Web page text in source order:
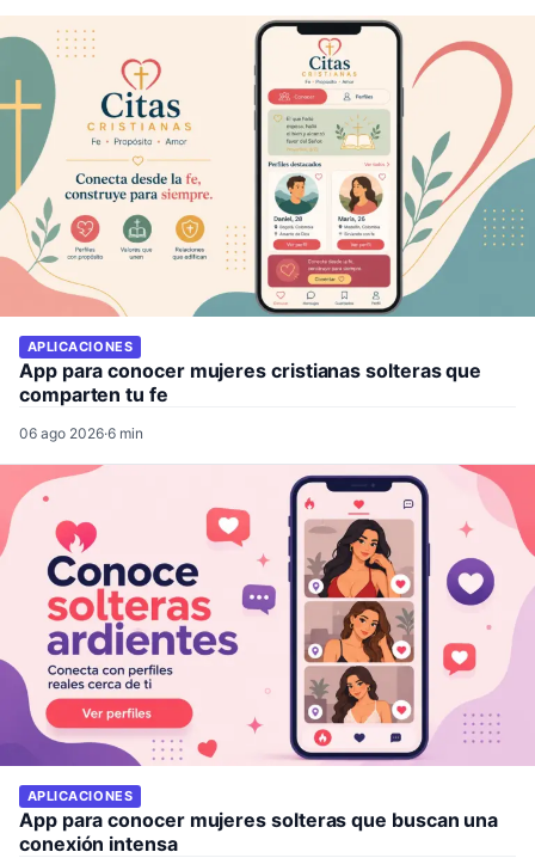
APLICACIONES
App para conocer mujeres cristianas solteras que
comparten tu fe
06 ago 2026·6 min
APLICACIONES
App para conocer mujeres solteras que buscan una
conexión intensa